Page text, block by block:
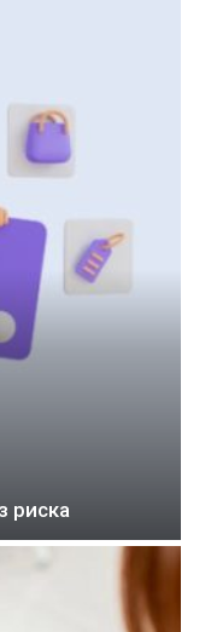
риска